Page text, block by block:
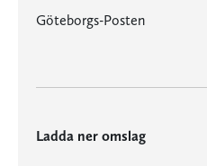
Göteborgs-Posten
Ladda ner omslag